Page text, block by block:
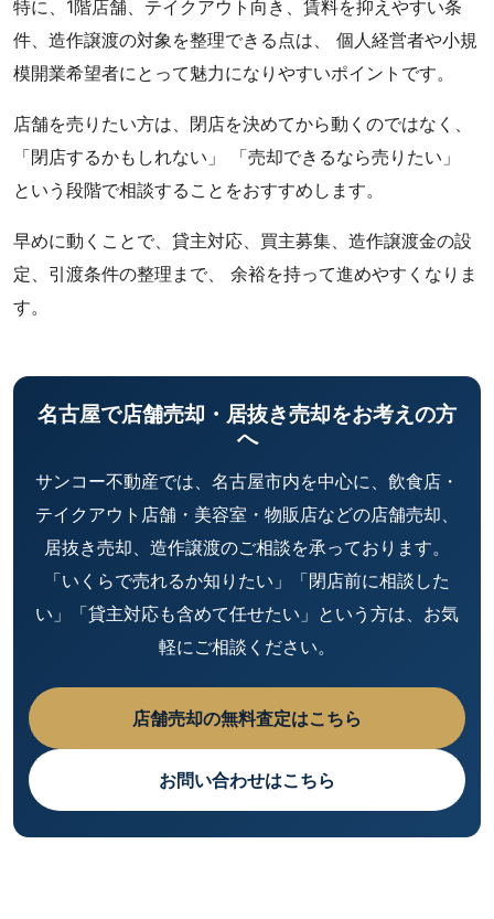
特に、1階店舗、テイクアウト向き、賃料を抑えやすい条
件、造作譲渡の対象を整理できる点は、 個人経営者や小規
模開業希望者にとって魅力になりやすいポイントです。
店舗を売りたい方は、閉店を決めてから動くのではなく、
「閉店するかもしれない」 「売却できるなら売りたい」
という段階で相談することをおすすめします。
早めに動くことで、貸主対応、買主募集、造作譲渡金の設
定、引渡条件の整理まで、 余裕を持って進めやすくなりま
す。
名古屋で店舗売却・居抜き売却をお考えの方
へ
サンコー不動産では、名古屋市内を中心に、飲食店・
テイクアウト店舗・美容室・物販店などの店舗売却、
居抜き売却、造作譲渡のご相談を承っております。
「いくらで売れるか知りたい」「閉店前に相談した
い」「貸主対応も含めて任せたい」という方は、お気
軽にご相談ください。
店舗売却の無料査定はこちら
お問い合わせはこちら